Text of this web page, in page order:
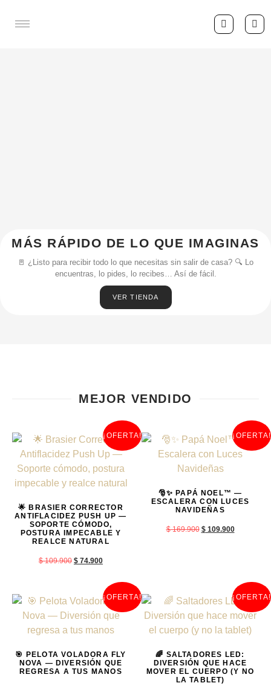
MÁS RÁPIDO DE LO QUE IMAGINAS
🚪 ¿Listo para recibir todo lo que necesitas sin salir de casa? 🔍 Lo
encuentras, lo pides, lo recibes… Así de fácil.
VER TIENDA
MEJOR VENDIDO
¡OFERTA!
🌟 BRASIER CORRECTOR
ANTIFLACIDEZ PUSH UP —
SOPORTE CÓMODO,
POSTURA IMPECABLE Y
REALCE NATURAL
$109.900 $ 74.900
¡OFERTA!
🎅✨ PAPÁ NOEL™ —
ESCALERA CON LUCES
NAVIDEÑAS
$169.900 $109.900
¡OFERTA!
🎯 PELOTA VOLADORA FLY
NOVA — DIVERSIÓN QUE
REGRESA A TUS MANOS
¡OFERTA!
🌈 SALTADORES LED:
DIVERSIÓN QUE HACE
MOVER EL CUERPO (Y NO
LA TABLET)